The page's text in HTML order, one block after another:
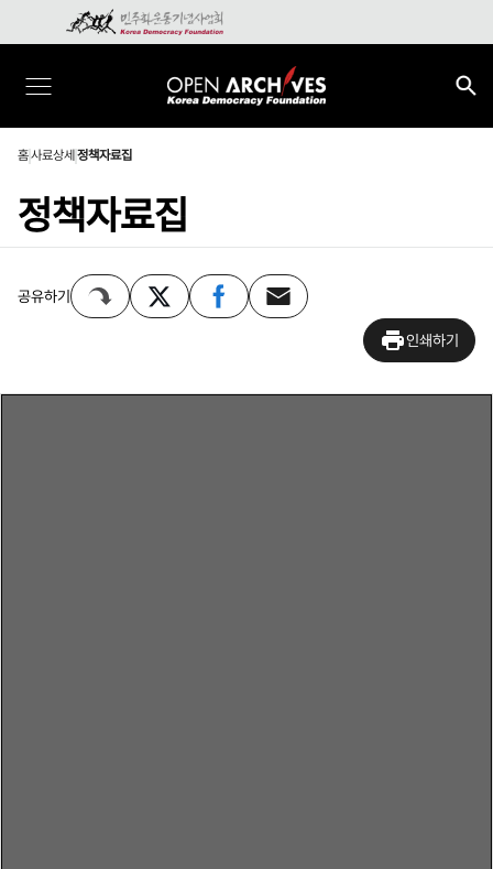
홈사료상세 정책자료집
정책자료집
공유하기
인쇄하기